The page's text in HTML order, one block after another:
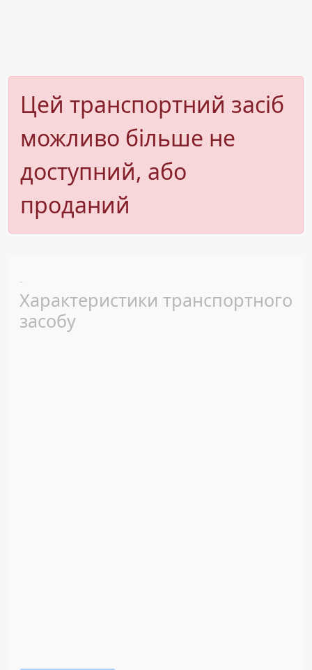
Цей транспортний засіб
можливо більше не
доступний, або
проданий
-
Характеристики транспортного
засобу